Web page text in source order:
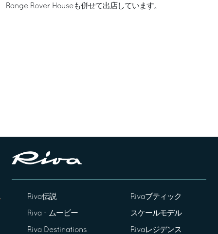
Range Rover Houseも併せて出店しています。
Riva伝説
Riva - ムービー
Riva Destinations
Rivaブティック
スケールモデル
Rivaレジデンス